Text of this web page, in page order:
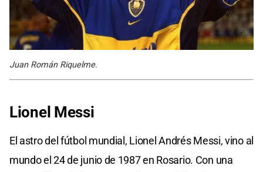
Juan Román Riquelme.
Lionel Messi
El astro del fútbol mundial, Lionel Andrés Messi, vino al
mundo el 24 de junio de 1987 en Rosario. Con una